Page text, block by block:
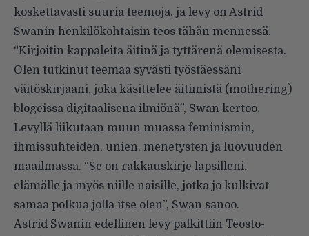
koskettavasti suuria teemoja, ja levy on Astrid
Swanin henkilökohtaisin teos tähän mennessä.
“Kirjoitin kappaleita äitinä ja tyttärenä olemisesta.
Olen tutkinut teemaa syvästi työstäessäni
väitöskirjaani, joka käsittelee äitimistä (mothering)
blogeissa digitaalisena ilmiönä”, Swan kertoo.
Levyllä liikutaan muun muassa feminismin,
ihmissuhteiden, unien, menetysten ja luovuuden
maailmassa. “Se on rakkauskirje lapsilleni,
elämälle ja myös niille naisille, jotka jo kulkivat
samaa polkua jolla itse olen”, Swan sanoo.
Astrid Swanin edellinen levy palkittiin Teosto-